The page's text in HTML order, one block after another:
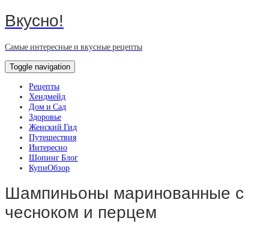
Вкусно!
Самые интересные и вкусные рецепты
Toggle navigation
Рецепты
Хендмейд
Дом и Сад
Здоровье
Женский Гид
Путешествия
Интересно
Шопинг Блог
КупиОбзор
Шампиньоны маринованные с
чесноком и перцем